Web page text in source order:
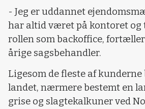
- Jeg er uddannet
har altid været på kontoret og
rollen som backoffice,
årige sagsbehandler.
Ligesom de fleste af kunderne
landet, nærmere bestemt en
grise og slagtekalkuner ved